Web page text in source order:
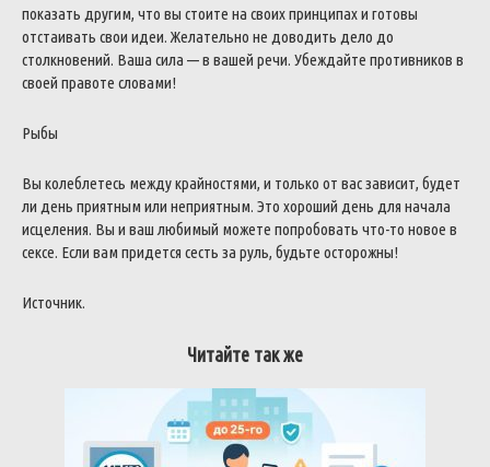
показать другим, что вы стоите на своих принципах и готовы
отстаивать свои идеи. Желательно не доводить дело до
столкновений. Ваша сила — в вашей речи. Убеждайте противников в
своей правоте словами!
Рыбы
Вы колеблетесь между крайностями, и только от вас зависит, будет
ли день приятным или неприятным. Это хороший день для начала
исцеления. Вы и ваш любимый можете попробовать что-то новое в
сексе. Если вам придется сесть за руль, будьте осторожны!
Источник.
Читайте так же